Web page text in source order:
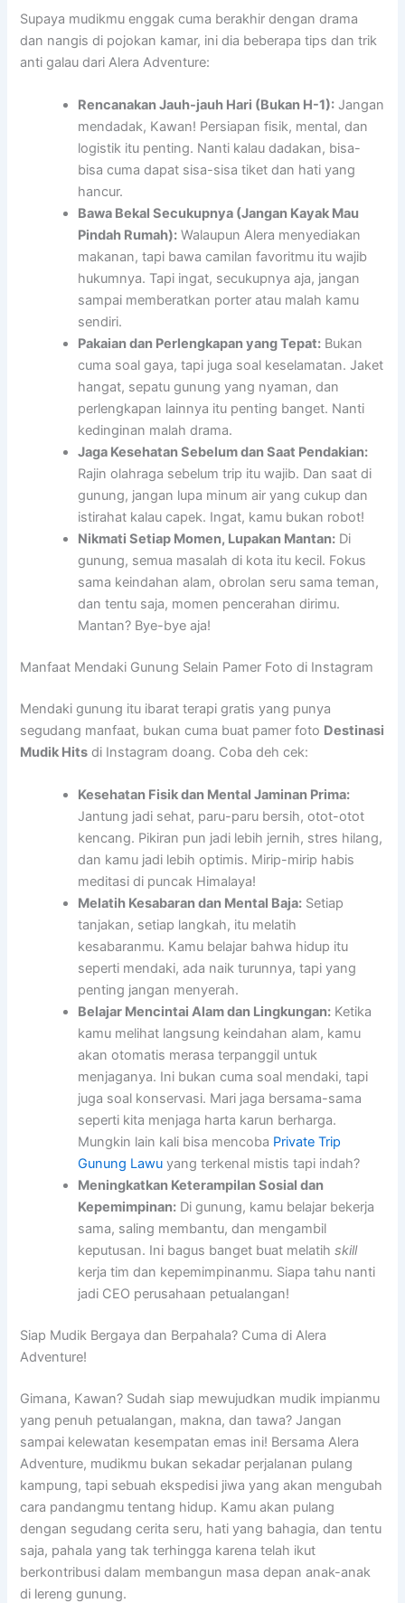
Supaya mudikmu enggak cuma berakhir dengan drama
dan nangis di pojokan kamar, ini dia beberapa tips dan trik
anti galau dari Alera Adventure:
Rencanakan Jauh-jauh Hari (Bukan H-1): Jangan
mendadak, Kawan! Persiapan fisik, mental, dan
logistik itu penting. Nanti kalau dadakan, bisa-
bisa cuma dapat sisa-sisa tiket dan hati yang
hancur.
Bawa Bekal Secukupnya (Jangan Kayak Mau
Pindah Rumah): Walaupun Alera menyediakan
makanan, tapi bawa camilan favoritmu itu wajib
hukumnya. Tapi ingat, secukupnya aja, jangan
sampai memberatkan porter atau malah kamu
sendiri.
Pakaian dan Perlengkapan yang Tepat: Bukan
cuma soal gaya, tapi juga soal keselamatan. Jaket
hangat, sepatu gunung yang nyaman, dan
perlengkapan lainnya itu penting banget. Nanti
kedinginan malah drama.
Jaga Kesehatan Sebelum dan Saat Pendakian:
Rajin olahraga sebelum trip itu wajib. Dan saat di
gunung, jangan lupa minum air yang cukup dan
istirahat kalau capek. Ingat, kamu bukan robot!
Nikmati Setiap Momen, Lupakan Mantan: Di
gunung, semua masalah di kota itu kecil. Fokus
sama keindahan alam, obrolan seru sama teman,
dan tentu saja, momen pencerahan dirimu.
Mantan? Bye-bye aja!
Manfaat Mendaki Gunung Selain Pamer Foto di Instagram
Mendaki gunung itu ibarat terapi gratis yang punya
segudang manfaat, bukan cuma buat pamer foto Destinasi
Mudik Hits di Instagram doang. Coba deh cek:
Kesehatan Fisik dan Mental Jaminan Prima:
Jantung jadi sehat, paru-paru bersih, otot-otot
kencang. Pikiran pun jadi lebih jernih, stres hilang,
dan kamu jadi lebih optimis. Mirip-mirip habis
meditasi di puncak Himalaya!
Melatih Kesabaran dan Mental Baja: Setiap
tanjakan, setiap langkah, itu melatih
kesabaranmu. Kamu belajar bahwa hidup itu
seperti mendaki, ada naik turunnya, tapi yang
penting jangan menyerah.
Belajar Mencintai Alam dan Lingkungan: Ketika
kamu melihat langsung keindahan alam, kamu
akan otomatis merasa terpanggil untuk
menjaganya. Ini bukan cuma soal mendaki, tapi
juga soal konservasi. Mari jaga bersama-sama
seperti kita menjaga harta karun berharga.
Mungkin lain kali bisa mencoba Private Trip
Gunung Lawu yang terkenal mistis tapi indah?
Meningkatkan Keterampilan Sosial dan
Kepemimpinan: Di gunung, kamu belajar bekerja
sama, saling membantu, dan mengambil
keputusan. Ini bagus banget buat melatihskill
kerja tim dan kepemimpinanmu. Siapa tahu nanti
jadi CEO perusahaan petualangan!
Siap Mudik Bergaya dan Berpahala? Cuma di Alera
Adventure!
Gimana, Kawan? Sudah siap mewujudkan mudik impianmu
yang penuh petualangan, makna, dan tawa? Jangan
sampai kelewatan kesempatan emas ini! Bersama Alera
Adventure, mudikmu bukan sekadar perjalanan pulang
kampung, tapi sebuah ekspedisi jiwa yang akan mengubah
cara pandangmu tentang hidup. Kamu akan pulang
dengan segudang cerita seru, hati yang bahagia, dan tentu
saja, pahala yang tak terhingga karena telah ikut
berkontribusi dalam membangun masa depan anak-anak
di lereng gunung.